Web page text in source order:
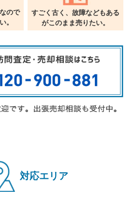
ので
。
すごく古く、故障などもある
がこのまま売りたい。
対応エリア